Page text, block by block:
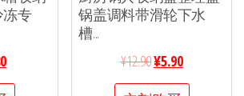
专
锅盖调料带滑轮下水
槽...
¥12.90¥5.90